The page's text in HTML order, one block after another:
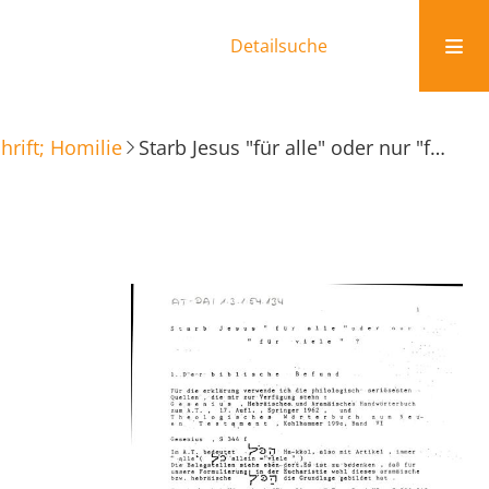
Detailsuche
Homilie Starb Jesus "für alle" oder nur "für viele"?